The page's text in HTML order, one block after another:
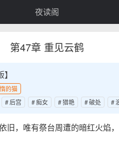
夜读阁
第47章 重见云鹤
的猫
后宫 痴女 猎艳 破处
旧，唯有祭台周遭的暗红火焰，